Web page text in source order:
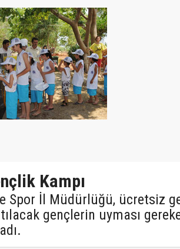
Kampı
Spor İl Müdürlüğü, ücretsiz
gençlerin uyması